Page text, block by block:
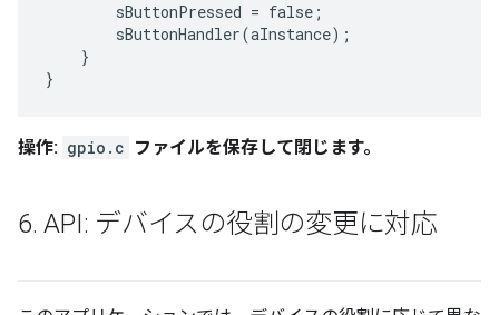
        sButtonPressed = false;
        sButtonHandler(aInstance);
    }
操作: gpio.c ファイルを保存して閉じます。
6. API: デバイスの役割の変更に対応